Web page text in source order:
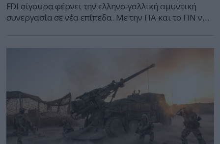
FDI σίγουρα φέρνει την ελληνο-γαλλική αμυντική
συνεργασία σε νέα επίπεδα. Με την ΠΑ και το ΠΝ να
λόγος για 184 άρματα μάχης Leclerc (κατασκευής
1991–1996 και 1997-2003) που έχει σε […]